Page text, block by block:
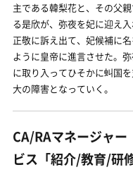
主である韓梨花と、その父
る是欣が、弥夜を妃に迎え
正敬に訴え出て、妃候補に
ように皇帝に進言させた。
に取り入ってひそかに虯国
大の障害となっていく。
CA/RAマネージャ
ビス「紹介/教育/研修